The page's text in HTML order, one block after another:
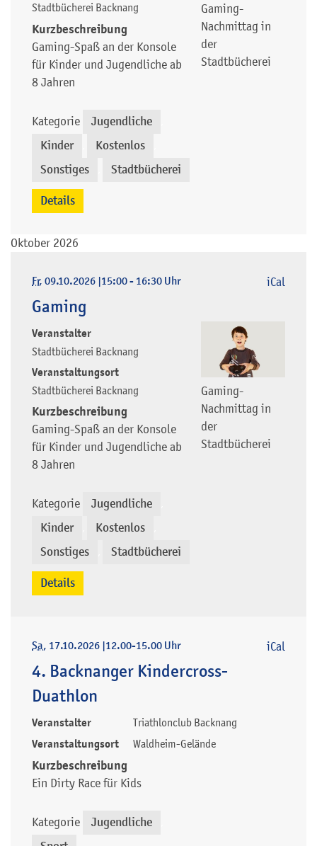
Gaming-
Nachmittag in
der
Stadtbücherei
Stadtbücherei Backnang
Kurzbeschreibung
Gaming-Spaß an der Konsole
für Kinder und Jugendliche ab
8 Jahren
Kategorie Jugendliche
Kinder Kostenlos
Sonstiges Stadtbücherei
Details
Oktober 2026
Fr, 09.10.2026 |15:00 - 16:30 Uhr
Gaming
Gaming-
Nachmittag in
der
Stadtbücherei
Veranstalter
Stadtbücherei Backnang
Veranstaltungsort
Stadtbücherei Backnang
Kurzbeschreibung
Gaming-Spaß an der Konsole
für Kinder und Jugendliche ab
8 Jahren
Kategorie Jugendliche
Kinder Kostenlos
Sonstiges Stadtbücherei
iCal
Details
Sa, 17.10.2026 |12.00-15.00 Uhr
4. Backnanger Kindercross-
Duathlon
Veranstalter Triathlonclub Backnang
Veranstaltungsort Waldheim-Gelände
Kurzbeschreibung
Ein Dirty Race für Kids
Kategorie Jugendliche
iCal